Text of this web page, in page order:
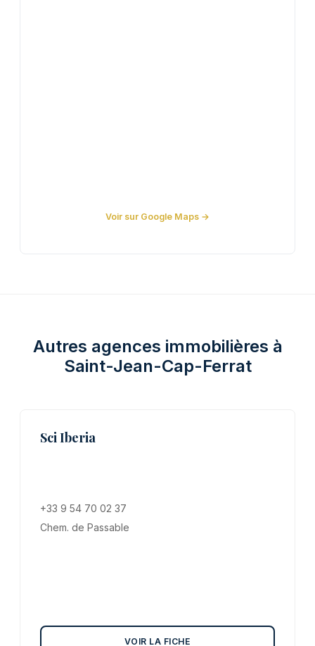
Voir sur Google Maps →
Autres agences immobilières à
Saint-Jean-Cap-Ferrat
Sci Iberia
+33 9 54 70 02 37
Chem. de Passable
VOIR LA FICHE